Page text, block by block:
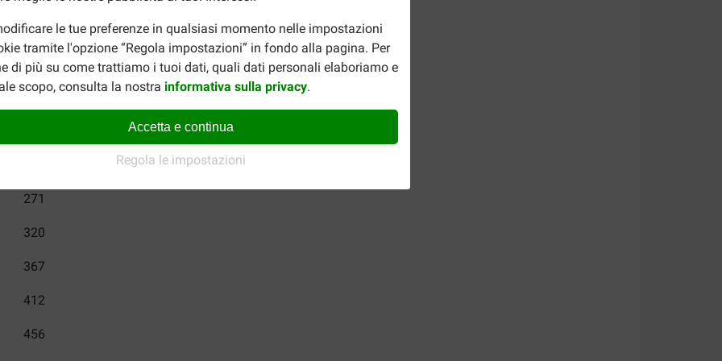
le tue preferenze in qualsiasi momento nelle impostazioni
tramite l'opzione “Regola impostazioni” in fondo alla pagina. Per
di più su come trattiamo i tuoi dati, quali dati personali elaboriamo e
scopo, consulta la nostra informativa sulla privacy.
Accetta e continua
Regola le impostazioni
81
110
136
271
320
367
412
456